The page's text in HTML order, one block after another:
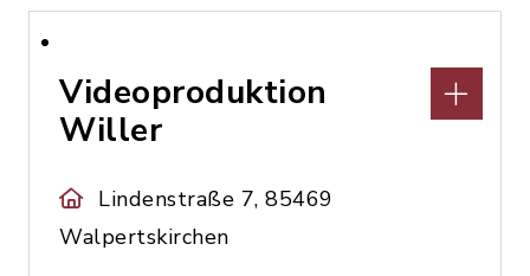
Videoproduktion
Willer
Lindenstraße 7, 85469
Walpertskirchen